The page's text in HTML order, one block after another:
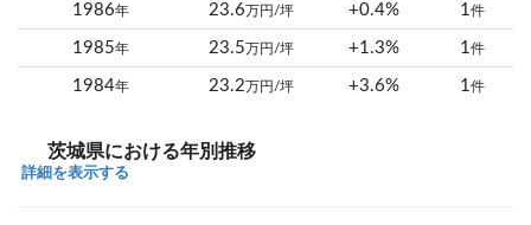
1986年 23.6 万円/坪 +0.4% 1件
1985年 23.5 万円/坪 +1.3% 1件
1984年 23.2 万円/坪 +3.6% 1件
茨城県における年別推移
詳細を表示する